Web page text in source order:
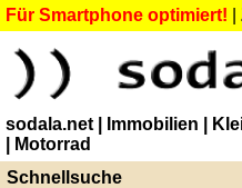
Für Smartphone optimiert!
sodala.net | Immobilien |
| Motorrad
Schnellsuche